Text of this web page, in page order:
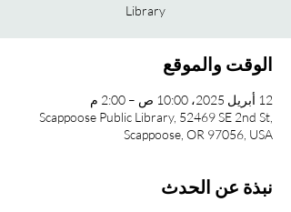
Library
الوقت والموقع
12 أبريل 2025، 10:00 ص – 2:00 م
Scappoose Public Library, 52469 SE 2nd St,
Scappoose, OR 97056, USA
نبذة عن الحدث